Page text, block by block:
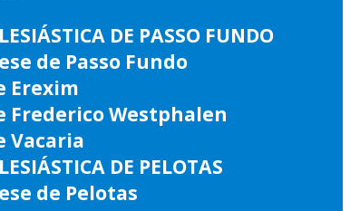
DE PASSO FUNDO
de Passo Fundo
Erexim
Frederico Westphalen
Vacaria
DE PELOTAS
de Pelotas